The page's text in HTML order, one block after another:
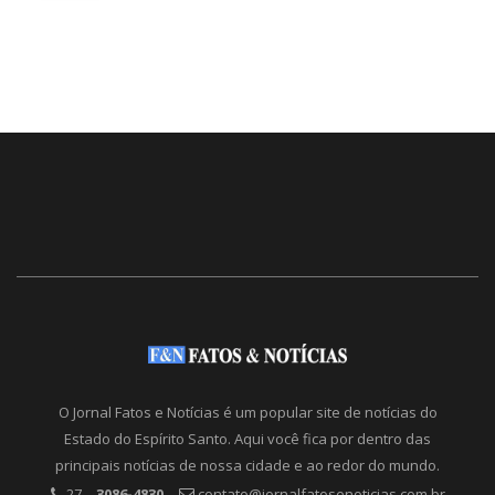
O Jornal Fatos e Notícias é um popular site de notícias do
Estado do Espírito Santo. Aqui você fica por dentro das
principais notícias de nossa cidade e ao redor do mundo.